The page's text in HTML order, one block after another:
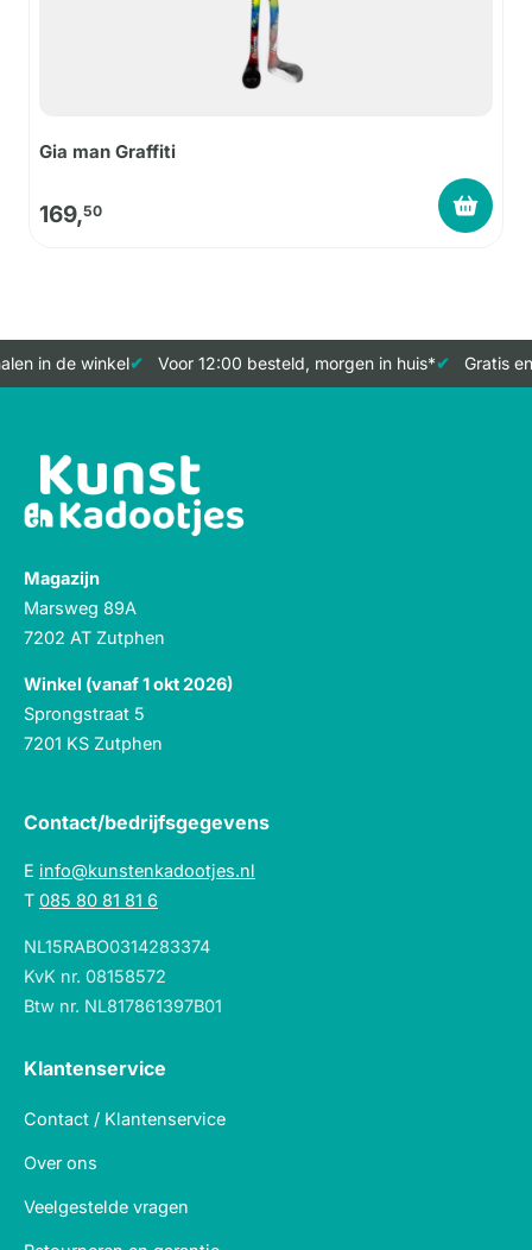
Gia man Graffiti
169,50
in de winkel Voor 12:00 besteld, morgen in huis* Gratis
Magazijn
Marsweg 89A
7202 AT Zutphen
Winkel (vanaf 1 okt 2026)
Sprongstraat 5
7201 KS Zutphen
Contact/bedrijfsgegevens
E info@kunstenkadootjes.nl
T 085 80 81 81 6
NL15RABO0314283374
KvK nr. 08158572
Btw nr. NL817861397B01
Klantenservice
Contact / Klantenservice
Over ons
Veelgestelde vragen